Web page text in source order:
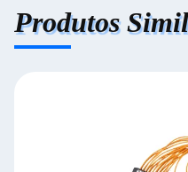
Produtos